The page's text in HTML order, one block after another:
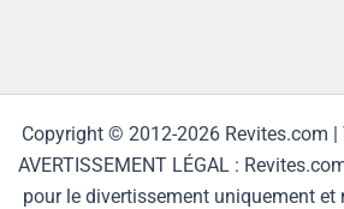
Copyright © 2012-2026 Revites.com |
AVERTISSEMENT LÉGAL :
pour le divertissement uniquement